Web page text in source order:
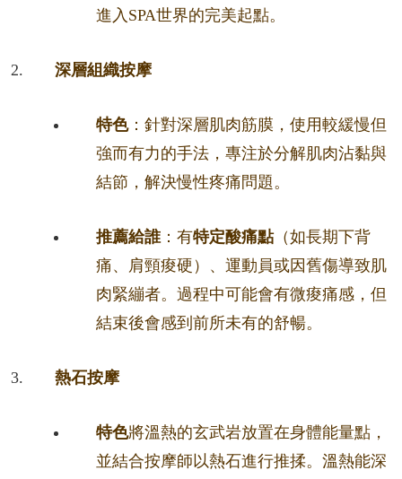
進入SPA世界的完美起點。
深層組織按摩
特色：針對深層肌肉筋膜，使用較緩慢但
強而有力的手法，專注於分解肌肉沾黏與
結節，解決慢性疼痛問題。
推薦給誰：有特定酸痛點（如長期下背
痛、肩頸痠硬）、運動員或因舊傷導致肌
肉緊繃者。過程中可能會有微痠痛感，但
結束後會感到前所未有的舒暢。
熱石按摩
特色將溫熱的玄武岩放置在身體能量點，
並結合按摩師以熱石進行推揉。溫熱能深